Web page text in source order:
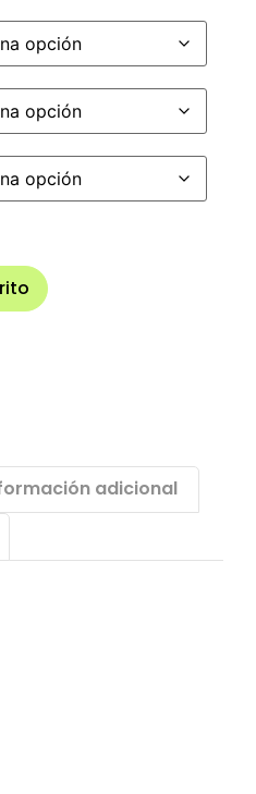
adicional